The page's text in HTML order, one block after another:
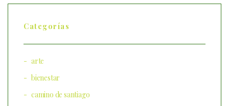
Categorías
arte
bienestar
camino de santiago